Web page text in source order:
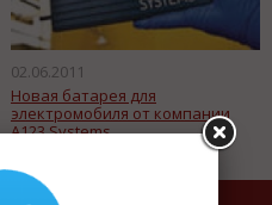
02.06.2011
Новая батарея для
электромобиля от компании
A123 Systems